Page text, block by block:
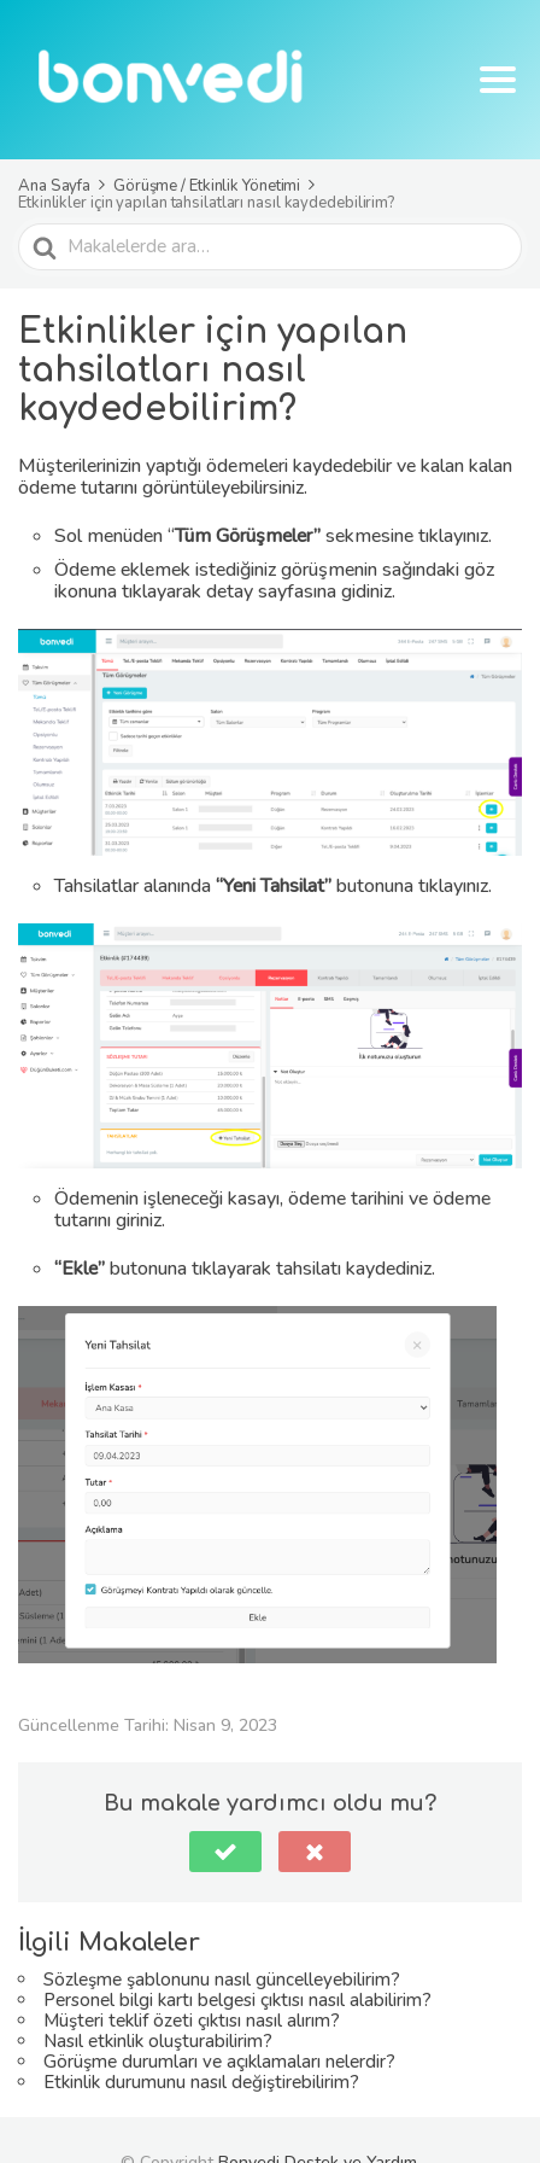
Ana Sayfa Görüşme / Etkinlik Yönetimi
Etkinlikler için yapılan tahsilatları nasıl kaydedebilirim?
Ara
Etkinlikler için yapılan
tahsilatları nasıl
kaydedebilirim?
Müşterilerinizin yaptığı ödemeleri kaydedebilir ve kalan kalan
ödeme tutarını görüntüleyebilirsiniz.
Sol menüden “Tüm Görüşmeler”sekmesine tıklayınız.
Ödeme eklemek istediğiniz görüşmenin sağındaki göz
ikonuna tıklayarak detay sayfasına gidiniz.
Tahsilatlar alanında“Yeni Tahsilat”butonuna tıklayınız.
Ödemenin işleneceği kasayı, ödeme tarihini ve ödeme
tutarını giriniz.
“Ekle”butonuna tıklayarak tahsilatı kaydediniz.
Güncellenme Tarihi: Nisan 9, 2023
Bu makale yardımcı oldu mu?
İlgili Makaleler
Sözleşme şablonunu nasıl güncelleyebilirim?
Personel bilgi kartı belgesi çıktısı nasıl alabilirim?
Müşteri teklif özeti çıktısı nasıl alırım?
Nasıl etkinlik oluşturabilirim?
Görüşme durumları ve açıklamaları nelerdir?
Etkinlik durumunu nasıl değiştirebilirim?